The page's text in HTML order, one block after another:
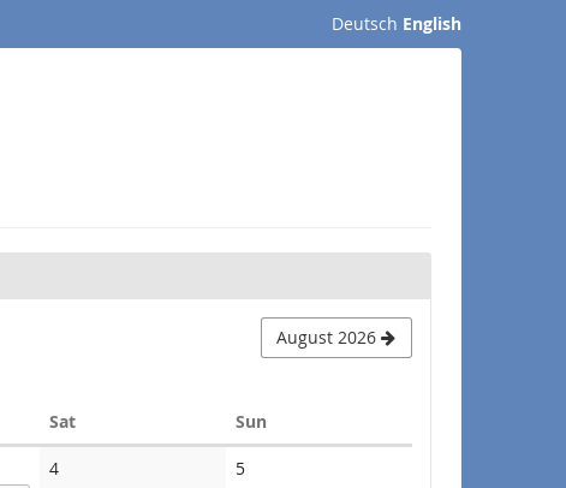
Deutsch English
August 2026
SatSaturday Sun
4No
5No